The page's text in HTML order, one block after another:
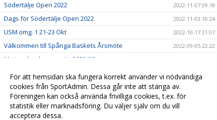
Södertälje Open 2022 2022-11-07 09:18
Dags för Södertälje Open 2022 2022-11-03 10:24
USM omg. 1 21-23 Okt 2022-10-17 21:07
Välkommen till Spånga Baskets Årsmöte 2022-09-05 22:22
Motionsbasketpremiär 2022/23
Börja spela eller coacha i Spånga Basket! 2022-06-27 16:08
Välkommen till er nya hemsida!
2022-06-21 16:11
2019-12-02 15:55
För att hemsidan ska fungera korrekt använder vi nödvändiga
cookies från SportAdmin. Dessa går inte att stänga av.
Föreningen kan också använda frivilliga cookies, t.ex. för
statistik eller marknadsföring. Du väljer själv om du vill
acceptera dessa.